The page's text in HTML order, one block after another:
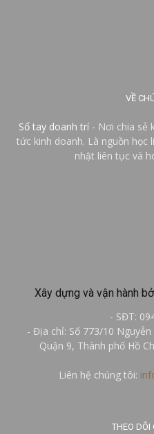
VỀ
Sổ tay doanh trí - Nơi chia sẻ
tức kinh doanh. Là nguồn học
nhật liên tục và
Xây dựng và vận hành
- SĐT:
- Địa chỉ: Số 773/10
Quận 9, Thành phố Hồ
Liên hệ chúng tôi:
THEO DÕI